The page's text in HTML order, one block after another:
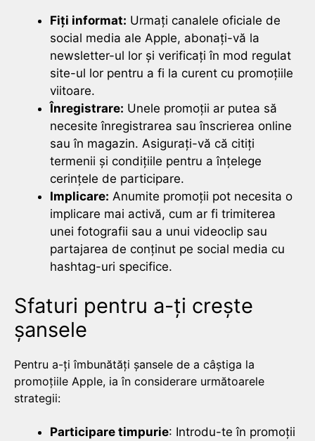
Fiți informat: Urmați canalele oficiale de
social media ale Apple, abonați-vă la
newsletter-ul lor și verificați în mod regulat
site-ul lor pentru a fi la curent cu promoțiile
viitoare.
Înregistrare: Unele promoții ar putea să
necesite înregistrarea sau înscrierea online
sau în magazin. Asigurați-vă că citiți
termenii și condițiile pentru a înțelege
cerințele de participare.
Implicare: Anumite promoții pot necesita o
implicare mai activă, cum ar fi trimiterea
unei fotografii sau a unui videoclip sau
partajarea de conținut pe social media cu
hashtag-uri specifice.
Sfaturi pentru a-ți crește
șansele
Pentru a-ți îmbunătăți șansele de a câștiga la
promoțiile Apple, ia în considerare următoarele
strategii:
Participare timpurie: Introdu-te în promoții